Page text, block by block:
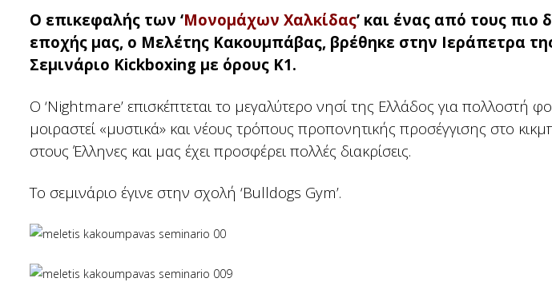
Ο επικεφαλής των ‘Μονομάχων Χαλκίδας’ και ένας από τους πιο
εποχής μας, ο Μελέτης Κακουμπάβας, βρέθηκε στην Ιεράπετρα
Σεμινάριο Kickboxing με όρους Κ1.
Ο ‘Nightmare’ επισκέπτεται το μεγαλύτερο νησί της Ελλάδος για πολλοστή
μοιραστεί «μυστικά» και νέους τρόπους προπονητικής προσέγγισης στο
στους Έλληνες και μας έχει προσφέρει πολλές διακρίσεις.
Το σεμινάριο έγινε στην σχολή ‘Bulldogs Gym’.